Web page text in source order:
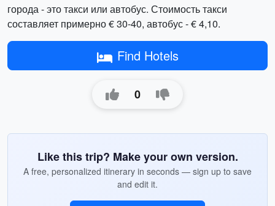
города - это такси или автобус. Стоимость такси
составляет примерно € 30-40, автобус - € 4,10.
Find Hotels
0
Like this trip? Make your own version.
A free, personalized itinerary in seconds — sign up to save
and edit it.